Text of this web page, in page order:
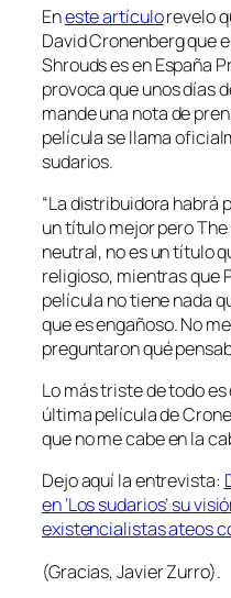
Eneste artículorevelo
David Cronenberg que
Shroudses en España
provoca que unos días
mande una nota de
película se llama
sudarios.
“La distribuidora habrá
un título mejor pero
neutral, no es un título
religioso, mientras que
película no tiene nada
que es engañoso. No
preguntaron qué
Lo más triste de todo
última película de
que no me cabe en la
Dejo aquí la entrevista:
en ‘Los sudarios’ su
existencialistas ateos
(Gracias, Javier Zurro).